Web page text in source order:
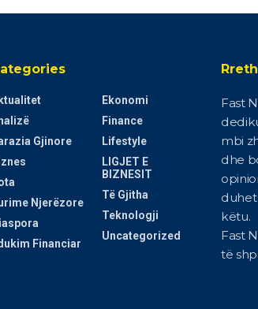
Gjinore
Njerëzore
Financiar
Ekonomi
Finance
Lifestyle
LIGJET E
BIZNESIT
Të Gjitha
Teknologji
Uncategorized
Fast
mbi
dhe
duhet
këtu.
Fast
të